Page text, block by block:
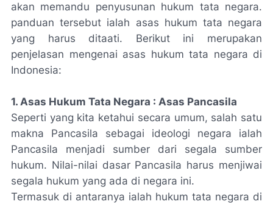
akan memandu penyusunan hukum tata negara.
panduan tersebut ialah asas hukum tata negara
yang harus ditaati. Berikut ini merupakan
penjelasan mengenai asas hukum tata negara di
Indonesia:
1. Asas Hukum Tata Negara : Asas Pancasila
Seperti yang kita ketahui secara umum, salah satu
makna Pancasila sebagai ideologi negara ialah
Pancasila menjadi sumber dari segala sumber
hukum. Nilai-nilai dasar Pancasila harus menjiwai
segala hukum yang ada di negara ini.
Termasuk di antaranya ialah hukum tata negara di